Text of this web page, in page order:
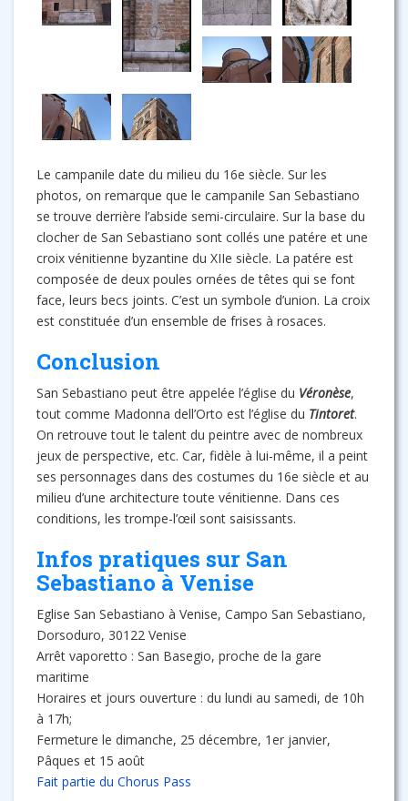
Le campanile date du milieu du 16e siècle. Sur les
photos, on remarque que le campanile San Sebastiano
se trouve derrière l’abside semi-circulaire. Sur la base du
clocher de San Sebastiano sont collés une patére et une
croix vénitienne byzantine du XIIe siècle. La patére est
composée de deux poules ornées de têtes qui se font
face, leurs becs joints. C’est un symbole d’union. La croix
est constituée d’un ensemble de frises à rosaces.
Conclusion
San Sebastiano peut être appelée l’église du Véronèse,
tout comme Madonna dell’Orto est l’église du Tintoret.
On retrouve tout le talent du peintre avec de nombreux
jeux de perspective, etc. Car, fidèle à lui-même, il a peint
ses personnages dans des costumes du 16e siècle et au
milieu d’une architecture toute vénitienne. Dans ces
conditions, les trompe-l’œil sont saisissants.
Infos pratiques sur San
Sebastiano à Venise
Eglise San Sebastiano à Venise, Campo San Sebastiano,
Dorsoduro, 30122 Venise
Arrêt vaporetto : San Basegio, proche de la gare
maritime
Horaires et jours ouverture : du lundi au samedi, de 10h
à 17h;
Fermeture le dimanche, 25 décembre, 1er janvier,
Pâques et 15 août
Fait partie du Chorus Pass